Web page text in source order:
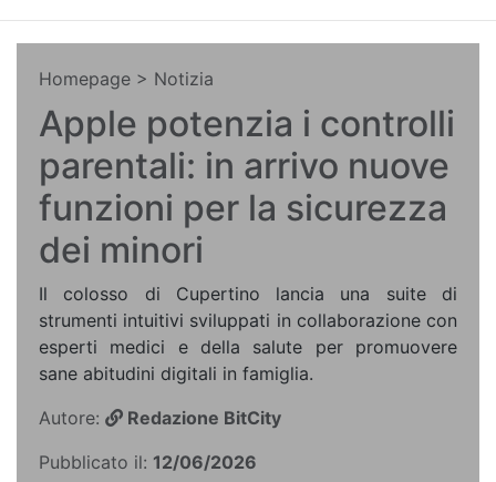
Homepage > Notizia
Apple potenzia i controlli
parentali: in arrivo nuove
funzioni per la sicurezza
dei minori
Il colosso di Cupertino lancia una suite di
strumenti intuitivi sviluppati in collaborazione con
esperti medici e della salute per promuovere
sane abitudini digitali in famiglia.
Autore:
Redazione BitCity
Pubblicato il: 12/06/2026